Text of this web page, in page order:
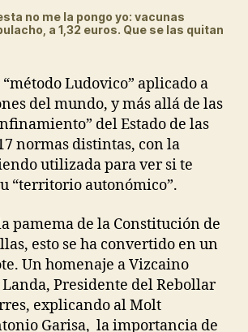
no me la pongo yo: vacunas
a 1,32 euros. Que se las quitan
Ludovico” aplicado a
del mundo, y más allá de las
del Estado de las
normas distintas, con la
utilizada para ver si te
“territorio autonómico”.
pamema de la Constitución de
esto se ha convertido en un
Un homenaje a Vizcaino
Landa, Presidente del Rebollar
explicando al Molt
Garisa, la importancia de